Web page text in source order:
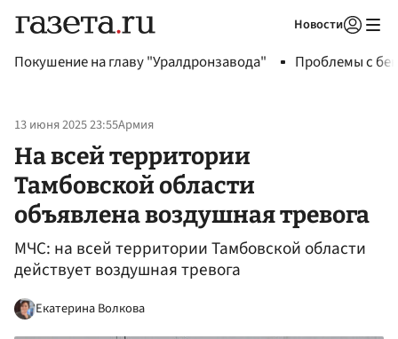
Новости
Покушение на главу "Уралдронзавода" Проблемы с
13 июня 2025 23:55Армия
На всей территории
Тамбовской области
объявлена воздушная тревога
МЧС: на всей территории Тамбовской области
действует воздушная тревога
Екатерина Волкова